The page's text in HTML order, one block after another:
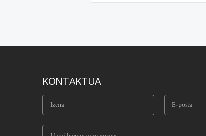
KONTAKTUA